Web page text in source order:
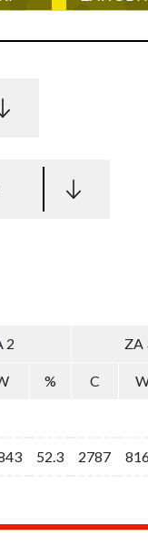
2 ZA
% C
52.3 2787
2 ZA
% C
52.3 2787